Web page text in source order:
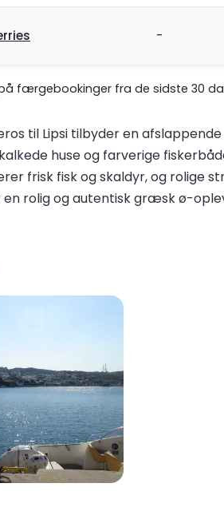
-
færgebookinger fra de sidste 30
til Lipsi tilbyder en
huse og farverige
frisk fisk og skaldyr, og
rolig og autentisk græsk ø-